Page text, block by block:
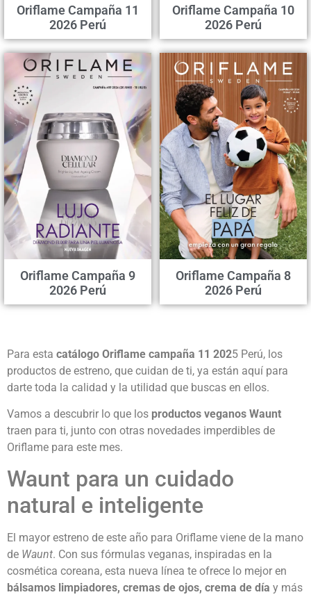
Oriflame Campaña 11
2026 Perú
Oriflame Campaña 10
2026 Perú
Oriflame Campaña 9
2026 Perú
Oriflame Campaña 8
2026 Perú
Para esta catálogo Oriflame campaña 11 2025 Perú, los
productos de estreno, que cuidan de ti, ya están aquí para
darte toda la calidad y la utilidad que buscas en ellos.
Vamos a descubrir lo que los productos veganos Waunt
traen para ti, junto con otras novedades imperdibles de
Oriflame para este mes.
Waunt para un cuidado
natural e inteligente
El mayor estreno de este año para Oriflame viene de la mano
de Waunt. Con sus fórmulas veganas, inspiradas en la
cosmética coreana, esta nueva línea te ofrece lo mejor en
bálsamos limpiadores, cremas de ojos, crema de día y más